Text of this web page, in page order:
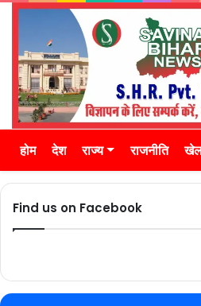
होम देश राज्य राजनीति
Find us on Facebook